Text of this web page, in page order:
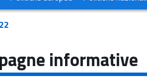
informative